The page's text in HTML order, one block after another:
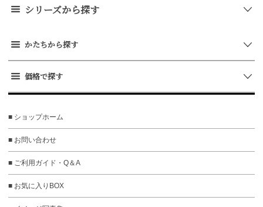
シリーズから探す
かたちから探す
価格で探す
■ ショップホーム
■ お問い合わせ
■ ご利用ガイド・Q＆A
■ お気に入りBOX